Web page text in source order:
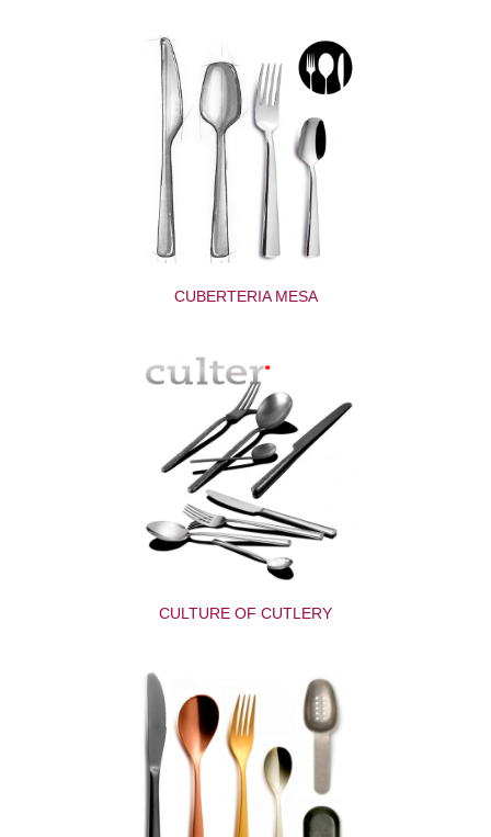
CUBERTERIA MESA
CULTURE OF CUTLERY